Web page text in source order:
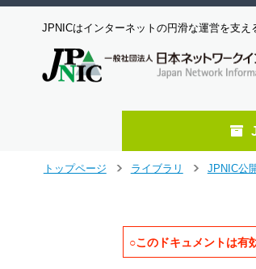
JPNICはインターネットの円滑な運営を支え
トップページ
ライブラリ
JPNIC公
○このドキュメントは有